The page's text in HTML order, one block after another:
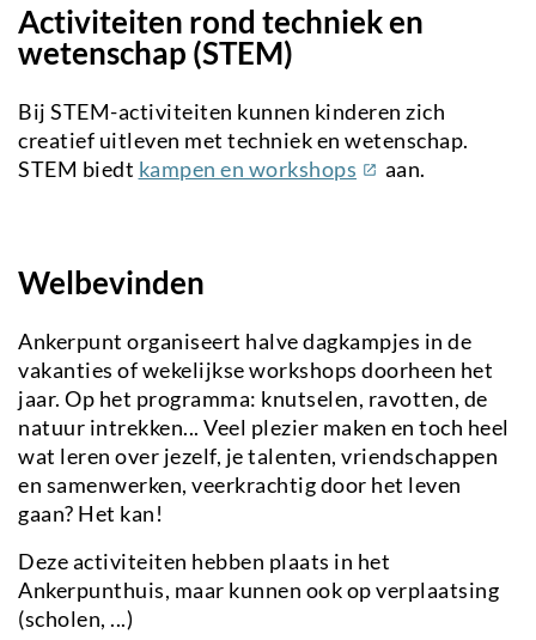
Activiteiten rond techniek en
wetenschap (STEM)
Bij STEM-activiteiten kunnen kinderen zich
creatief uitleven met techniek en wetenschap.
STEM biedt kampen en workshops (externe
aan.
Welbevinden
Ankerpunt organiseert halve dagkampjes in de
vakanties of wekelijkse workshops doorheen het
jaar. Op het programma: knutselen, ravotten, de
natuur intrekken... Veel plezier maken en toch heel
wat leren over jezelf, je talenten, vriendschappen
en samenwerken, veerkrachtig door het leven
gaan? Het kan!
Deze activiteiten hebben plaats in het
Ankerpunthuis, maar kunnen ook op verplaatsing
(scholen, ...)